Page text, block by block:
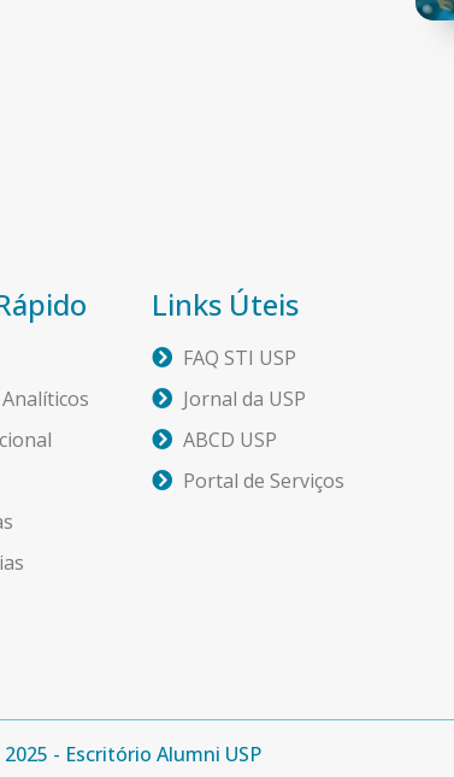
Links Úteis
FAQ STI USP
Jornal da USP
ABCD USP
Portal de Serviços
- Escritório Alumni USP